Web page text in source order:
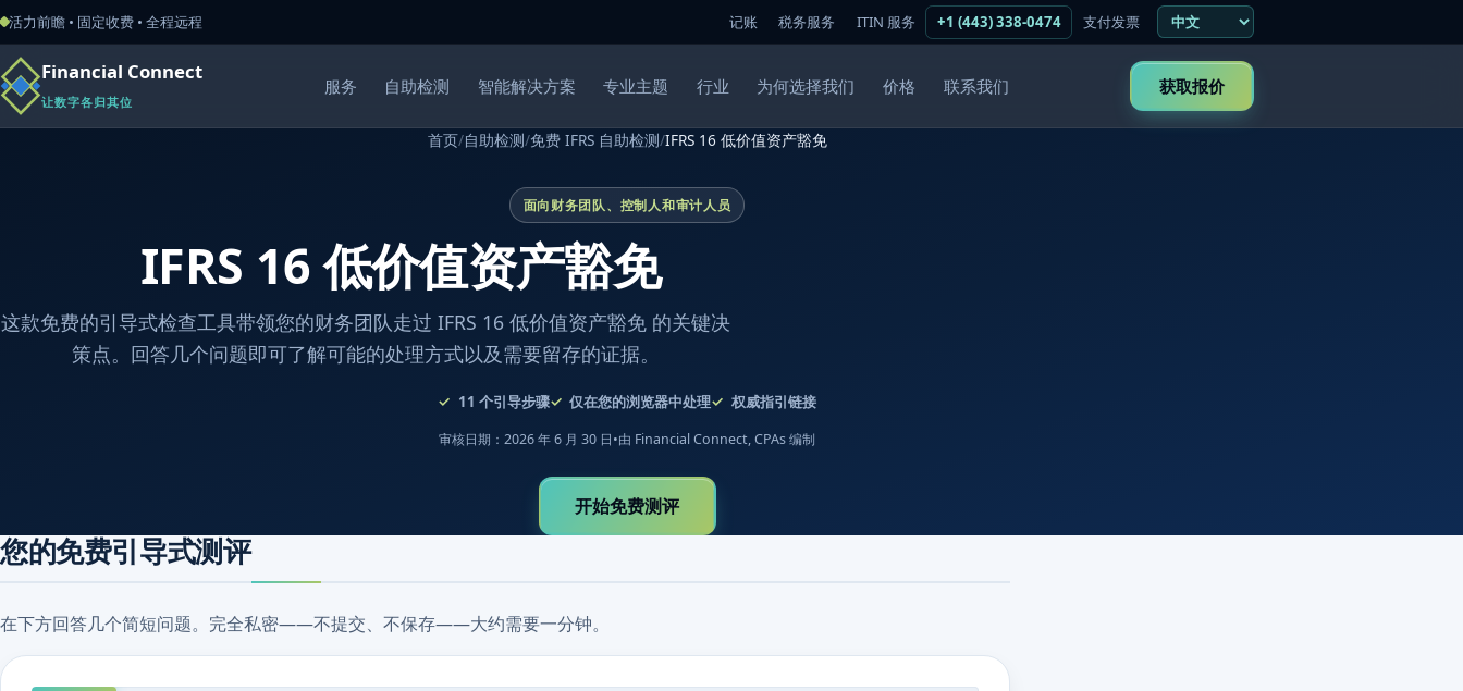
活力前瞻 • 固定收费 • 全程远程 记账 税务服务 ITIN 服务 +1 (443) 338-0474 支付发票
Financial Connect
让数字各归其位
服务 自助检测 智能解决方案 专业主题 行业 为何选择我们 价格 联系我们 获取报价
首页/自助检测/免费 IFRS 自助检测/IFRS 16 低价值资产豁免
面向财务团队、控制人和审计人员
IFRS 16 低价值资产豁免
这款免费的引导式检查工具带领您的财务团队走过 IFRS 16 低价值资产豁免 的关键决
策点。回答几个问题即可了解可能的处理方式以及需要留存的证据。
11 个引导步骤 仅在您的浏览器中处理 权威指引链接
审核日期：2026 年 6 月 30 日•由 Financial Connect, CPAs 编制
开始免费测评
您的免费引导式测评
在下方回答几个简短问题。完全私密——不提交、不保存——大约需要一分钟。